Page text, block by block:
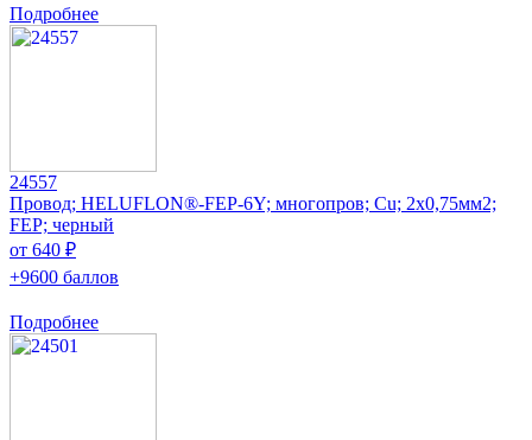
Подробнее
24557
Провод; HELUFLON®-FEP-6Y; многопров; Cu; 2x0,75мм2;
FEP; черный
от 640 ₽
+9600 баллов
Подробнее